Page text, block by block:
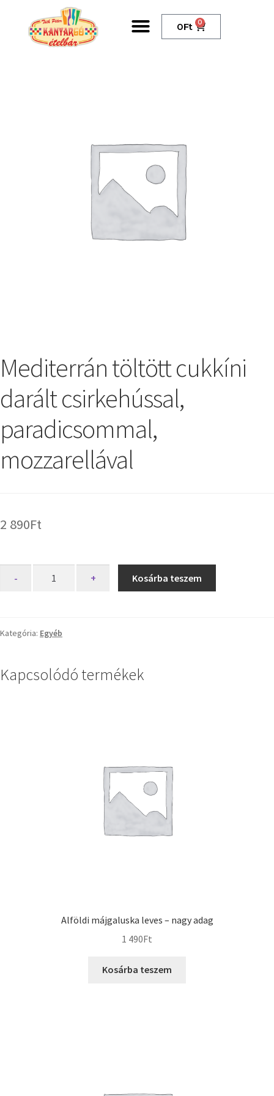
0Ft 0
Mediterrán töltött cukkíni
darált csirkehússal,
paradicsommal,
mozzarellával
2 890Ft
- + Kosárba teszem
Kategória: Egyéb
Kapcsolódó termékek
Alföldi májgaluska leves – nagy adag
1 490Ft
Kosárba teszem